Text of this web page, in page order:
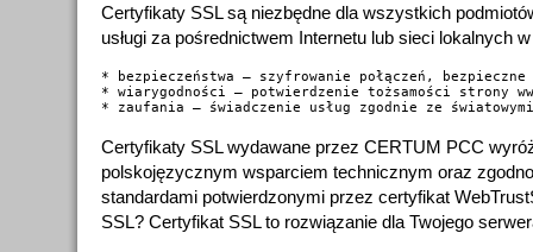
Certyfikaty SSL są niezbędne dla wszystkich
usługi za pośrednictwem Internetu lub sieci lokalnych
* bezpieczeństwa – szyfrowanie połączeń, bezpieczne
* wiarygodności – potwierdzenie tożsamości strony
Certyfikaty SSL wydawane przez CERTUM PCC
polskojęzycznym wsparciem technicznym oraz
standardami potwierdzonymi przez certyfikat
SSL? Certyfikat SSL to rozwiązanie dla Twojego